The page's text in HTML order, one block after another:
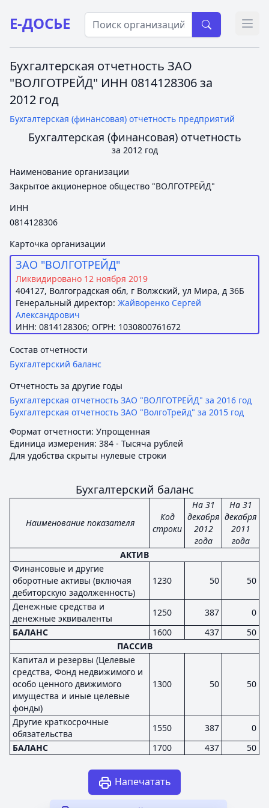
Е-ДОСЬЕ
Бухгалтерская отчетность ЗАО
"ВОЛГОТРЕЙД" ИНН 0814128306 за
2012 год
Бухгалтерская (финансовая) отчетность предприятий
Бухгалтерская (финансовая) отчетность
за 2012 год
Наименование организации
Закрытое акционерное общество "ВОЛГОТРЕЙД"
ИНН
0814128306
Карточка организации
ЗАО "ВОЛГОТРЕЙД"
Ликвидировано 12 ноября 2019
404127, Волгоградская обл, г Волжский, ул Мира, д 36Б
Генеральный директор: Жайворенко Сергей
Александрович
ИНН: 0814128306; ОГРН: 1030800761672
Состав отчетности
Бухгалтерский баланс
Отчетность за другие годы
Бухгалтерская отчетность ЗАО "ВОЛГОТРЕЙД" за 2016 год
Бухгалтерская отчетность ЗАО "ВолгоТрейд" за 2015 год
Формат отчетности: Упрощенная
Единица измерения: 384 - Тысяча рублей
Для удобства скрыты нулевые строки
Бухгалтерский баланс
Наименование показателя
Код
строки
На 31
декабря
2012
года
На 31
декабря
2011
года
АКТИВ
Финансовые и другие
оборотные активы (включая
дебиторскую задолженность)
1230 50 50
Денежные средства и
денежные эквиваленты
1250 387
0
БАЛАНС
1600 437
50
ПАССИВ
Капитал и резервы (Целевые
средства, Фонд недвижимого и
особо ценного движимого
имущества и иные целевые
фонды)
1300 50 50
Другие краткосрочные
обязательства
1550 387
0
БАЛАНС
1700 437 50
Напечатать